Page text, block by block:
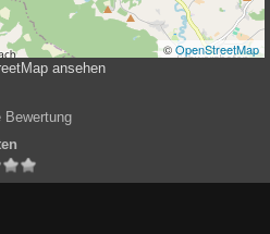
©OpenStreetMap
ansehen
Bewertung